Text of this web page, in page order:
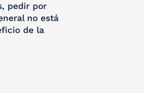
pedir por
no está
de la